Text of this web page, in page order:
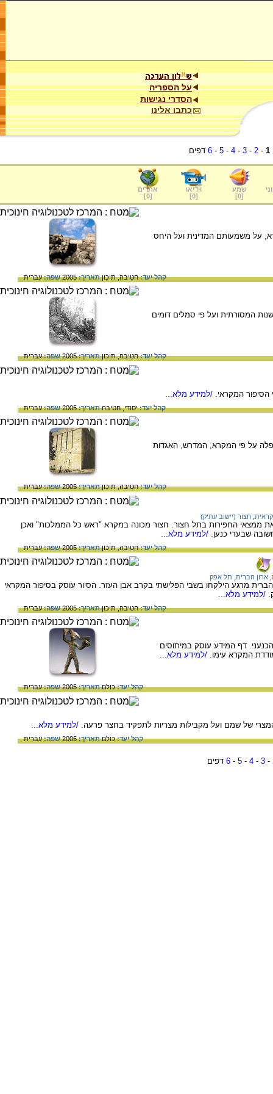
על הספריה
הסדרי נגישות
כתבו אלינו
1
-
2
-
3
-
4
-
5
-
6 דפים
שמע
[
0
]
וידיאו
[
0
]
אתרים
[
0
]
על משמעותם המדינית ועל היחס
קהל יעד:חטיבה,תיכוןתאריך:2005 שפה:עברית
המסורתית ועל פי סמלים דומים
קהל יעד:חטיבה,תיכוןתאריך:2005 שפה:עברית
הסיפור המקראי. /למידע מלא...
קהל יעד:יסודי,חטיבהתאריך:2005 שפה:עברית
על פי המקרא, המדרש, האגדות
קהל יעד:חטיבה,תיכוןתאריך:2005 שפה:עברית
חצור (יישוב עתיק)
את ממצאי החפירות בתל חצור. חצור מכונה במקרא "ראש כל הממלכות" ואכן
שבערי כנען. /למידע מלא...
קהל יעד:חטיבה,תיכוןתאריך:2005 שפה:עברית
ארון הברית תל אפק
מרגע הילקחו בשבי הפלישתי בקרב אבן העזר. הסיור עוסק בסיפור המקראי
/למידע מלא...
קהל יעד:חטיבה,תיכוןתאריך:2005 שפה:עברית
דף המידע עוסק במיתוסים
המקרא עימו. /למידע מלא...
קהל יעד:כולםתאריך:2005 שפה:עברית
של שמם ועל מקבילות מצריות לתפקיד בחצר פרעה. /למידע מלא...
קהל יעד:כולםתאריך:2005 שפה:עברית
-
3
-
4
-
5
-
6 דפים